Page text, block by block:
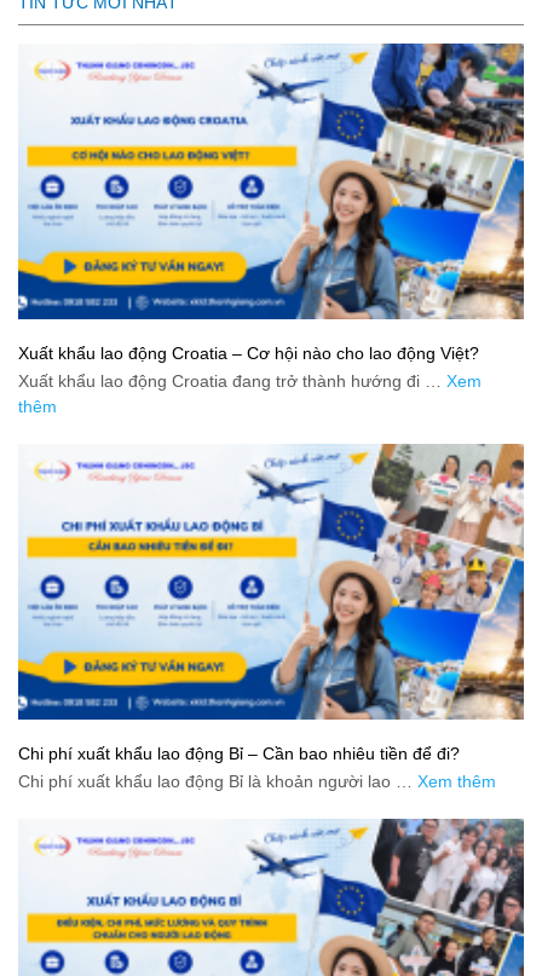
Xuất khẩu lao động Croatia – Cơ hội nào cho lao động Việt?
Xuất khẩu lao động Croatia đang trở thành hướng đi … Xem
thêm
Chi phí xuất khẩu lao động Bỉ – Cần bao nhiêu tiền để đi?
Chi phí xuất khẩu lao động Bỉ là khoản người lao … Xem thêm